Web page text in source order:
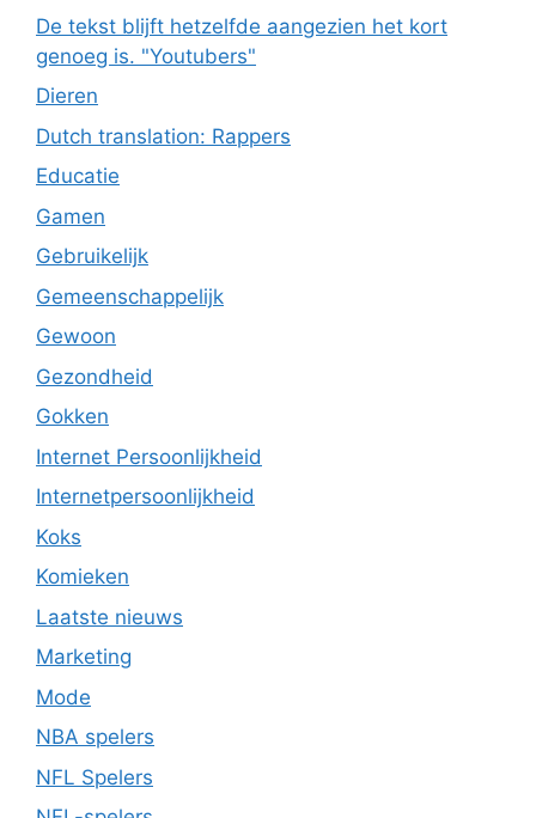
De tekst blijft hetzelfde aangezien het kort
genoeg is. "Youtubers"
Dieren
Dutch translation: Rappers
Educatie
Gamen
Gebruikelijk
Gemeenschappelijk
Gewoon
Gezondheid
Gokken
Internet Persoonlijkheid
Internetpersoonlijkheid
Koks
Komieken
Laatste nieuws
Marketing
Mode
NBA spelers
NFL Spelers